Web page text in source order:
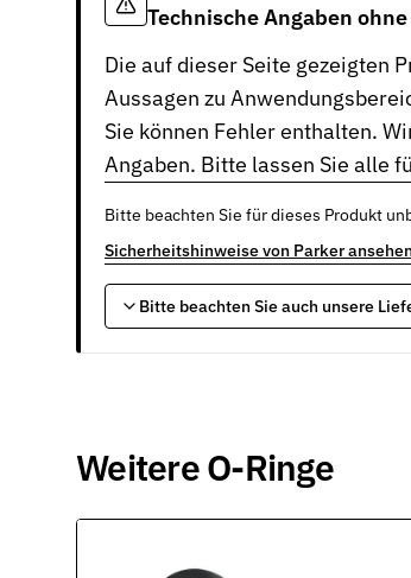
Datenschutz
Informationen zum Schutz Ihrer Daten
Dichtungsarten im Überblick
Grundlagenwissen zu Arten, Funktion und
Werkstoffe
Werkstoffe in der Dichtungstechnik –
ISO, DIN und EN-Normen in der
Richtlinien & Zulassungen
REACH, RoHS, PFAS, FDA, LkSG und weitere
Technische Angaben
Die auf dieser Seite gezeigten
Aussagen zu
Sie können Fehler enthalten.
Angaben. Bitte lassen Sie alle
Bitte beachten Sie für dieses Produkt
Sicherheitshinweise von Parker
Bitte beachten Sie auch unsere
Weitere O-Ringe